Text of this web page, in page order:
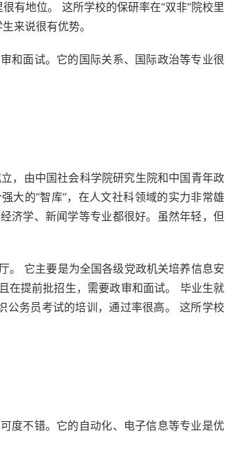
有地位。 这所学校的保研率在“双非”院校里
来说很有优势。
和面试。它的国际关系、国际政治等专业很
，由中国社会科学院研究生院和中国青年政
大的“智库”，在人文社科领域的实力非常雄
济学、新闻学等专业都很好。虽然年轻，但
。 它主要是为全国各级党政机关培养信息安
在提前批招生，需要政审和面试。 毕业生就
公务员考试的培训，通过率很高。 这所学校
度不错。它的自动化、电子信息等专业是优